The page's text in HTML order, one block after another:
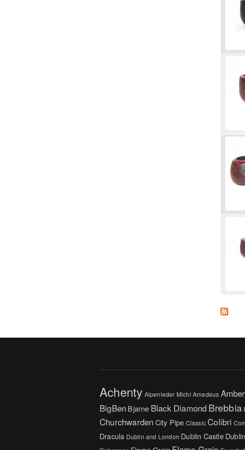
Achenty Alpenleder Michl Amadeus Amber
BigBenBjarne Black Diamond Brebbia
ChurchwardenCity Pipe ClassicColibri
Dracula Dublin and London Dublin Castle